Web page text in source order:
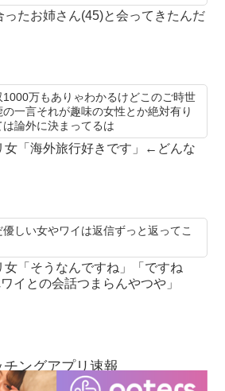
ったお姉さん(45)と会ってきたんだ
万もありゃわかるけどこのご時世
一言それが趣味の女性とか絶対有り
論外に決まってるは
女「海外旅行好きです」←どんな
しい女やワイは返信ずっと返ってこ
女「そうなんですね」「ですね
イとの会話つまらんやつや」
チングアプリ速報